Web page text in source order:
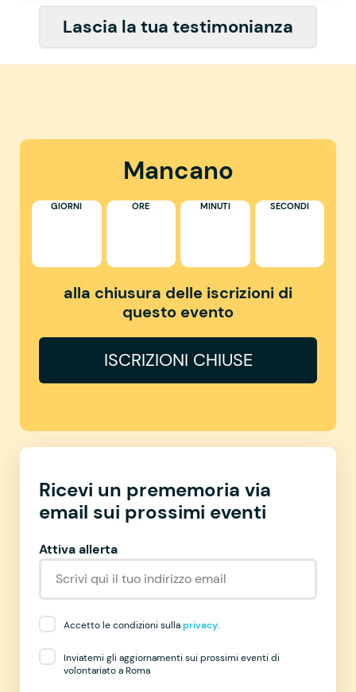
Lascia la tua testimonianza
Mancano
GIORNI ORE MINUTI SECONDI
alla chiusura delle iscrizioni di
questo evento
ISCRIZIONI CHIUSE
Ricevi un prememoria via
email sui prossimi eventi
Attiva allerta
Accetto le condizioni sullaprivacy.
Inviatemi gli aggiornamenti sui prossimi eventi di
volontariato a Roma